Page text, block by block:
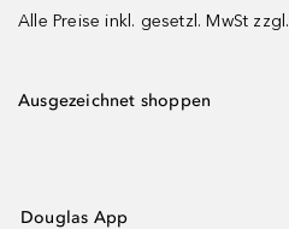
Alle Preise inkl. gesetzl. MwSt zzgl.
Ausgezeichnet shoppen
Douglas App